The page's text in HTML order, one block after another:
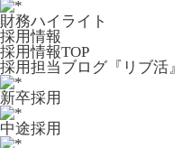
財務ハイライト
採用情報
採用情報TOP
採用担当ブログ『リブ活』
新卒採用
中途採用